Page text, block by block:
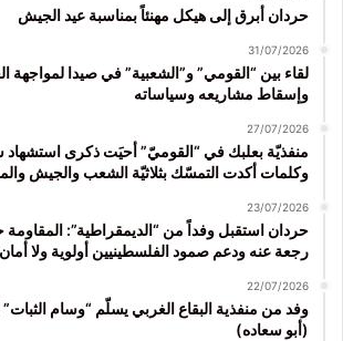
حردان أبرق إلى هيكل مهنئاً بمناسبة عيد الجيش
31/07/2026
لقاء بين “القومي” و”الشعبية” في صيدا لمواجهة
وإسقاط مشاريعه وسياساته
27/07/2026
منفذيّة بعلبك في “القوميّ” أحيَت ذكرى استشهاد
وكلمات أكدت التمسّك بثلاثيّة الشعب والجيش
23/07/2026
حردان استقبل وفداً من “الديمقراطية”: المقاومة
رجعة عنه ودعم صمود الفلسطينيين أولوية ولا أمان
22/07/2026
وفد من منفذية البقاع الغربي يسلّم “وسام
(أبو سعاده)